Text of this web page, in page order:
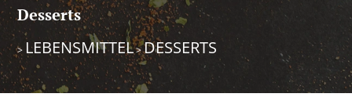
Desserts
> LEBENSMITTEL>DESSERTS